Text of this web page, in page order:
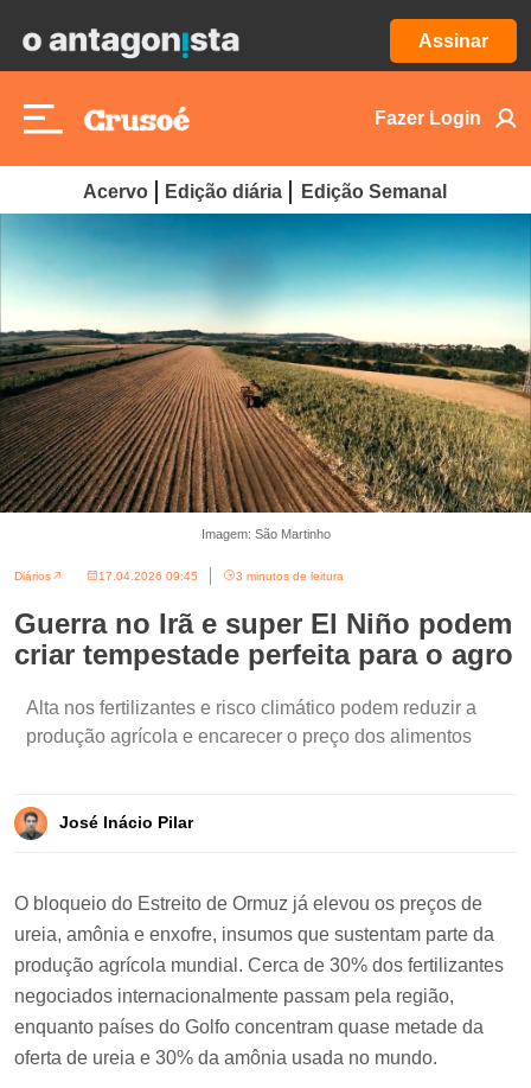
Assinar
Fazer Login
Acervo Edição diária Edição Semanal
Imagem: São Martinho
Diários 17.04.2026 09:45 3 minutos de leitura
Guerra no Irã e super El Niño podem
criar tempestade perfeita para o agro
Alta nos fertilizantes e risco climático podem reduzir a
produção agrícola e encarecer o preço dos alimentos
José Inácio Pilar
O bloqueio do Estreito de Ormuz já elevou os preços de
ureia, amônia e enxofre, insumos que sustentam parte da
produção agrícola mundial. Cerca de 30% dos fertilizantes
negociados internacionalmente passam pela região,
enquanto países do Golfo concentram quase metade da
oferta de ureia e 30% da amônia usada no mundo.